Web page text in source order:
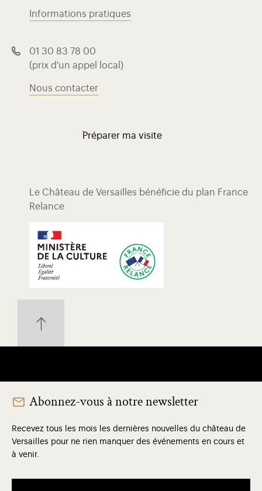
Informations pratiques
01 30 83 78 00
(prix d'un appel local)
Nous contacter
Préparer ma visite
Le Château de Versailles bénéficie du plan France
Relance
Abonnez-vous à notre newsletter
Recevez tous les mois les dernières nouvelles du château de
Versailles pour ne rien manquer des événements en cours et
à venir.